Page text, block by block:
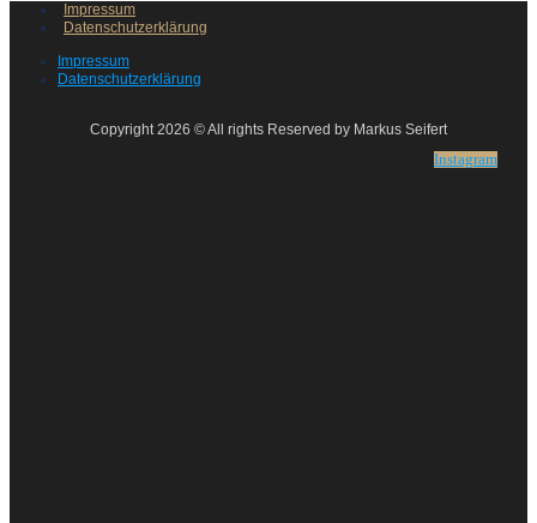
Impressum
Datenschutzerklärung
Impressum
Datenschutzerklärung
Copyright 2026 © All rights Reserved by Markus Seifert
Instagram